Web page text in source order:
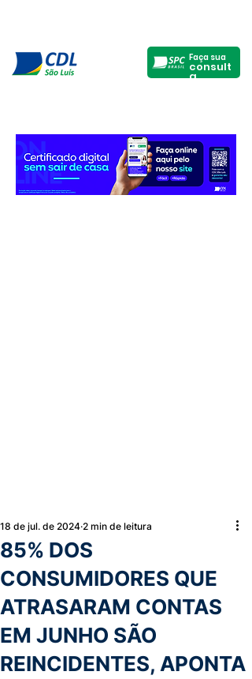
Faça sua
consult
a
85% DOS
CONSUMIDORES QUE
ATRASARAM CONTAS
EM JUNHO SÃO
REINCIDENTES, APONTA
18 de jul. de 2024 2 min de leitura